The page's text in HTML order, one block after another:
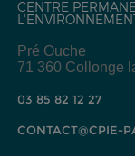
CENTRE
Pré Ouche
71 360 Collonge
03 85 82 12 27
CONTACT@CPIE-